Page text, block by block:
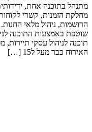
אחת, ידידותית
קשרי לקוחות,
ניהול מלאי החנות. כל
התוכנה לניהול
עסקי תיירות, מפתחת
מעל ל15 […]